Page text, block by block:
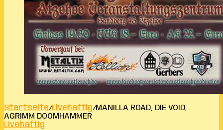
Startseite/Livehaftig/MANILLA ROAD, DIE VOID,
AGRIMM DOOMHAMMER
Livehaftig